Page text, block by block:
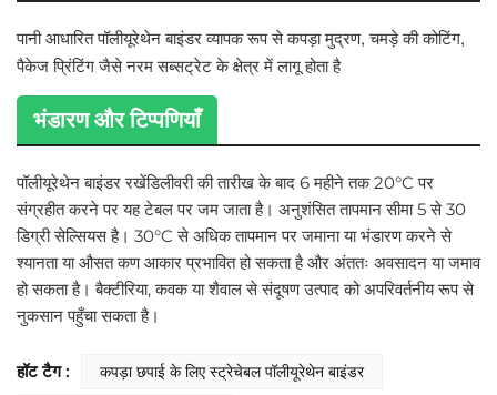
पानी आधारित पॉलीयूरेथेन बाइंडर व्यापक रूप से कपड़ा मुद्रण, चमड़े की कोटिंग,
पैकेज प्रिंटिंग जैसे नरम सब्सट्रेट के क्षेत्र में लागू होता है
भंडारण और टिप्पणियाँ
पॉलीयूरेथेन बाइंडर रखेंडिलीवरी की तारीख के बाद 6 महीने तक 20°C पर
संग्रहीत करने पर यह टेबल पर जम जाता है। अनुशंसित तापमान सीमा 5 से 30
डिग्री सेल्सियस है। 30°C से अधिक तापमान पर जमाना या भंडारण करने से
श्यानता या औसत कण आकार प्रभावित हो सकता है और अंततः अवसादन या जमाव
हो सकता है। बैक्टीरिया, कवक या शैवाल से संदूषण उत्पाद को अपरिवर्तनीय रूप से
नुकसान पहुँचा सकता है।
हॉट टैग :
कपड़ा छपाई के लिए स्ट्रेचेबल पॉलीयूरेथेन बाइंडर